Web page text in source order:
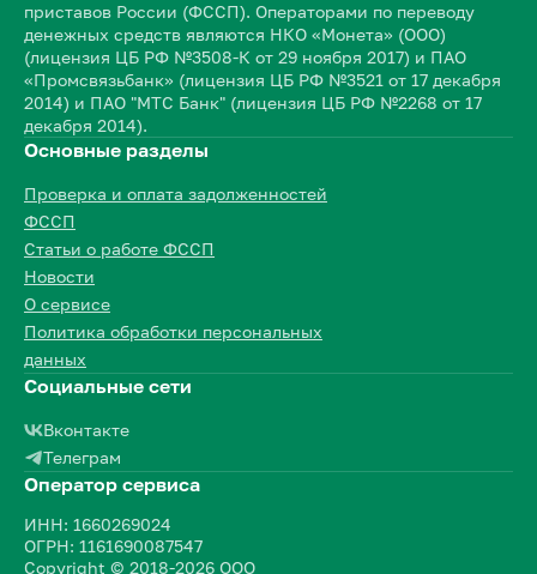
приставов России (ФССП). Операторами по переводу
денежных средств являются НКО «Монета» (ООО)
(лицензия ЦБ РФ №3508-К от 29 ноября 2017) и ПАО
«Промсвязьбанк» (лицензия ЦБ РФ №3521 от 17 декабря
2014) и ПАО "МТС Банк" (лицензия ЦБ РФ №2268 от 17
декабря 2014).
Основные разделы
Проверка и оплата задолженностей
ФССП
Статьи о работе ФССП
Новости
О сервисе
Политика обработки персональных
данных
Социальные сети
Вконтакте
Телеграм
Оператор сервиса
ИНН: 1660269024
ОГРН: 1161690087547
Copyright © 2018-2026 ООО